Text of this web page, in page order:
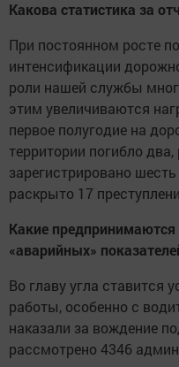
Какова статистика за
При постоянном росте
интенсификации
роли нашей службы
этим увеличиваются
первое полугодие на
территории погибло
зарегистрировано
раскрыто 17
Какие
«аварийных»
Во главу угла ставится
работы, особенно с
наказали за вождение
рассмотрено 4346